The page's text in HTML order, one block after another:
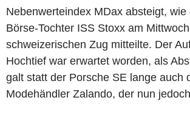
Nebenwerteindex MDax absteigt,
Börse-Tochter ISS Stoxx am
schweizerischen Zug mitteilte. Der
Hochtief war erwartet worden, als
galt statt der Porsche SE lange auch
Modehändler Zalando, der nun